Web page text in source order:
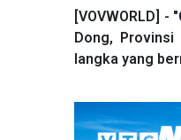
[VOVWORLD]
Dong, Provinsi
langka yang